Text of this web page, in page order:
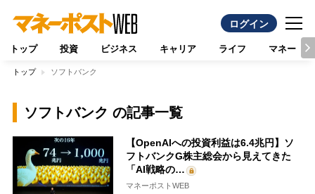
ログイン
トップ 投資 ビジネス キャリア ライフ マネー
トップ ソフトバンク
ソフトバンク の記事一覧
【OpenAIへの投資利益は6.4兆円】ソ
フトバンクG株主総会から見えてきた
「AI戦略の…
マネーポストWEB